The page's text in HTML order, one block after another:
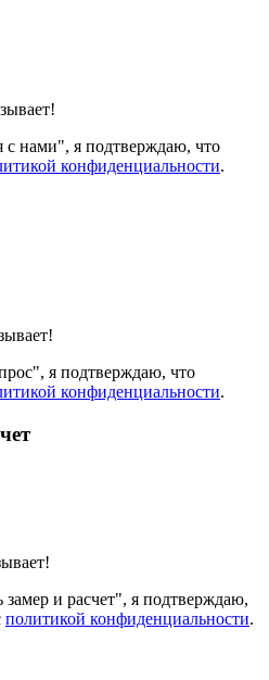
с нами", я подтверждаю, что
конфиденциальности.
я подтверждаю, что
конфиденциальности.
и расчет", я подтверждаю,
политикой конфиденциальности.